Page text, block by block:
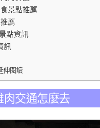
景點推薦
薦
點資訊
訊
伸閱讀
肉交通怎麼去